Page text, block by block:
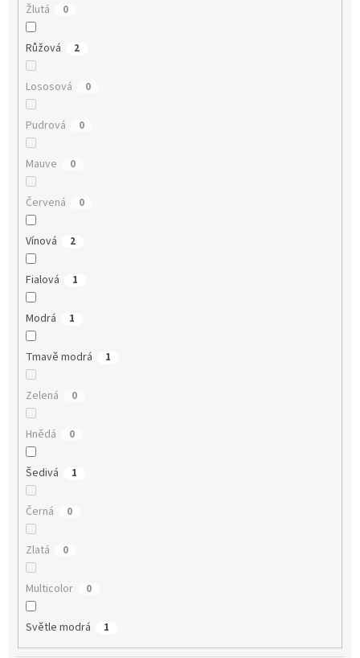
Žlutá 0
Růžová 2
Lososová 0
Pudrová 0
Mauve 0
Červená 0
Vínová 2
Fialová 1
Modrá 1
Tmavě modrá 1
Zelená 0
Hnědá 0
Šedivá 1
Černá 0
Zlatá 0
Multicolor 0
Světle modrá 1